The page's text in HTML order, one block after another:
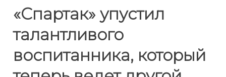
«Спартак» упустил
талантливого
воспитанника, который